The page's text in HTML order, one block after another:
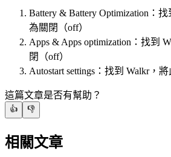
Battery & Battery Optimization：
為關閉（off）
Apps & Apps optimization：找到
閉（off）
Autostart settings：找到 Walkr，
這篇文章是否有幫助？
👍 👎
相關文章